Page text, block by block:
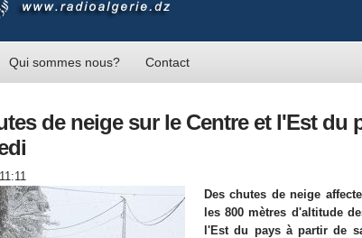
Qui sommes nous? Contact
de neige sur le Centre et l'Est du
Des chutes de neige
les 800 mètres d'altitude
l'Est du pays à partir de